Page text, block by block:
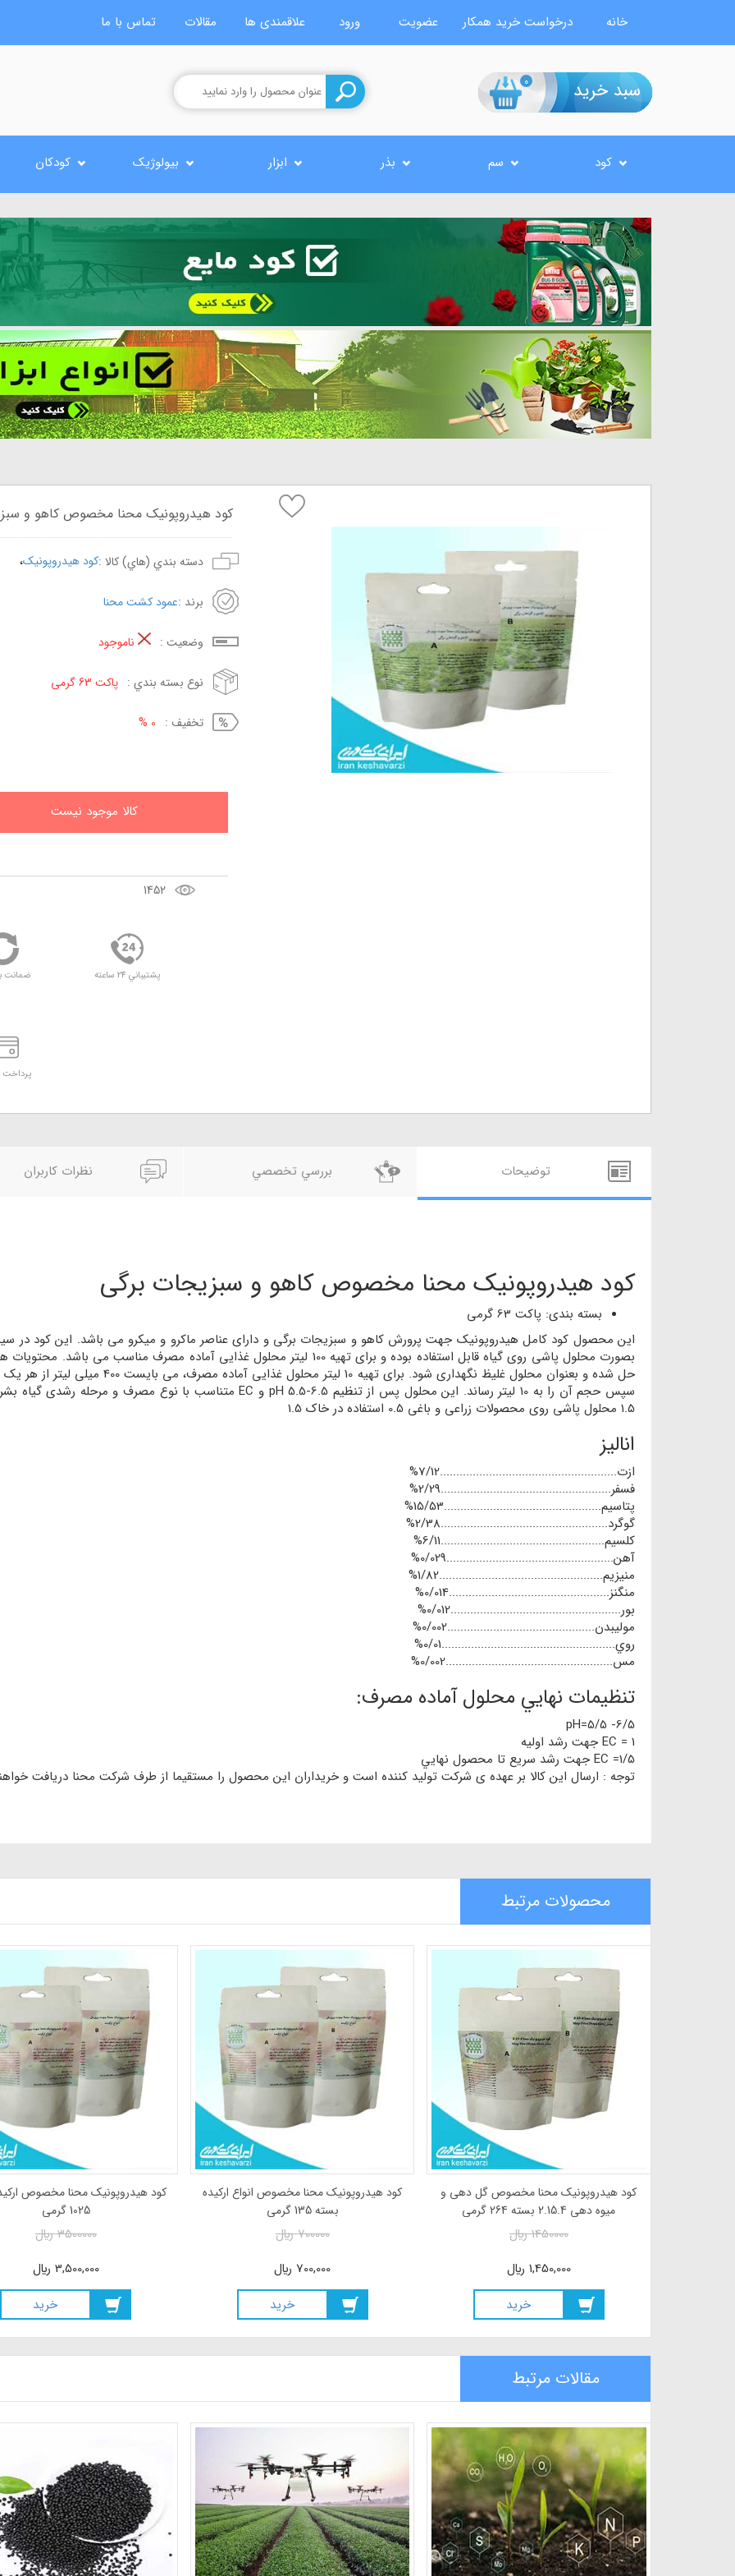
تماس با ما مقالات علاقمندی ها ورود عضویت درخواست خرید همکار خانه
0
کود سم بذر ابزار بیولوژیک کودکان
کود هیدروپونیک محنا مخصوص کاهو و
دسته بندي (هاي) کالا :کود هیدروپونیک،
برند :عمود کشت محنا
وضعيت : ناموجود
نوع بسته بندي : پاکت 63 گرمی
تخفيف : 0 %
کالا موجود نيست
1452
پشتيباني 24 ساعته ضمانت
توضيحات بررسي تخصصي نظرات کاربران
کود هیدروپونیک محنا مخصوص کاهو و سبزیجات برگی
بسته بندی: پاکت 63 گرمی
این محصول کود کامل هیدروپونیک جهت پرورش کاهو و سبزیجات برگی و دارای عناصر ماکرو و میکرو می باشد. این کود در
1.5 محلول پاشی روی محصولات زراعی و باغی 0.5 استفاده در خاک 1.5
انالیز
ازت......................................................7/12%
فسفر....................................................2/29%
پتاسيم................................................15/53%
گوگرد...................................................2/38%
كلسيم..................................................6/11%
آهن...................................................0/029%
منيزيم..................................................1/82%
منگنز.................................................0/014%
بور....................................................0/012%
موليبدن.............................................0/002%
روي.....................................................0/01%
مس...................................................0/002%
تنظيمات نهايي محلول آماده مصرف:
6/5- 5/5=pH
1 = EC جهت رشد اوليه
1/5= EC جهت رشد سريع تا محصول نهايي
توجه : ارسال این کالا بر عهده ی شرکت تولید کننده است و خریداران این محصول را مستقیما از طرف شرکت محنا دریافت
محصولات مرتبط
کود هیدروپونیک محنا مخصوص
1025 گرمی
3500000ريال
3,500,000 ريال
خريد
کود هیدروپونیک محنا مخصوص انواع ارکیده
بسته 135 گرمی
700000ريال
700,000ريال
خريد
کود هیدروپونیک محنا مخصوص گل دهی و
میوه دهی 2.15.4 بسته 264 گرمی
1450000ريال
1,450,000 ريال
خريد
مقالات مرتبط